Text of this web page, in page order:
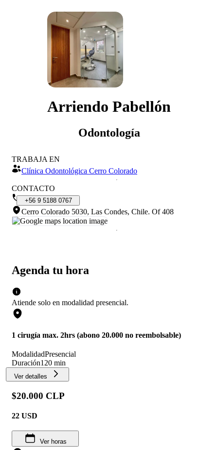
Arriendo Pabellón
Odontología
Agenda tu hora
Atiende solo en modalidad presencial.
1 cirugía max. 2hrs (abono 20.000 no reembolsable)
ModalidadPresencial
Duración120 min
Ver detalles
$20.000 CLP
22 USD
Ver horas
TRABAJA EN
Clínica Odontológica Cerro Colorado
CONTACTO
+56 9 5188 0767
Cerro Colorado 5030, Las Condes, Chile. Of 408